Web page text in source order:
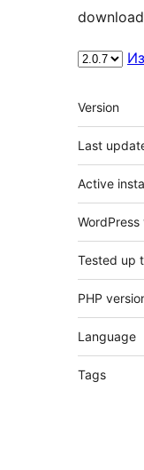
Мета
Version
Last
Active
WordPress
Tested up
PHP
Language
Tags